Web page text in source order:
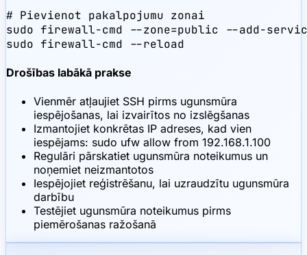
# Pievienot pakalpojumu zonai
sudo firewall-cmd --zone=public --add-
sudo firewall-cmd --reload
Drošības labākā prakse
Vienmēr atļaujiet SSH pirms ugunsmūra
iespējošanas, lai izvairītos no izslēgšanas
Izmantojiet konkrētas IP adreses, kad vien
iespējams: sudo ufw allow from 192.168.1.100
Regulāri pārskatiet ugunsmūra noteikumus un
noņemiet neizmantotos
Iespējojiet reģistrēšanu, lai uzraudzītu ugunsmūra
darbību
Testējiet ugunsmūra noteikumus pirms
piemērošanas ražošanā